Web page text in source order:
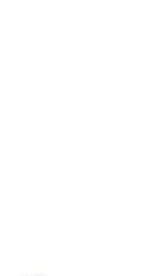
Wochenende, Aug.